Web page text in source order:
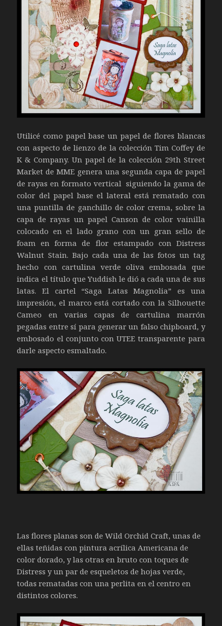
Utilicé como papel base un papel de flores blancas
con aspecto de lienzo de la colección Tim Coffey de
K & Company. Un papel de la colección 29th Street
Market de MME genera una segunda capa de papel
de rayas en formato vertical siguiendo la gama de
color del papel base el lateral está rematado con
una puntilla de ganchillo de color crema, sobre la
capa de rayas un papel Canson de color vainilla
colocado en el lado grano con un gran sello de
foam en forma de flor estampado con Distress
Walnut Stain. Bajo cada una de las fotos un tag
hecho con cartulina verde oliva embosada que
indica el título que Yuddish le dió a cada una de sus
latas. El cartel “Saga Latas Magnolia” es una
impresión, el marco está cortado con la Silhouette
Cameo en varias capas de cartulina marrón
pegadas entre sí para generar un falso chipboard, y
embosado el conjunto con UTEE transparente para
darle aspecto esmaltado.
Las flores planas son de Wild Orchid Craft, unas de
ellas teñidas con pintura acrílica Americana de
color dorado, y las otras en bruto con toques de
Distress y un par de esqueletos de hojas verde,
todas rematadas con una perlita en el centro en
distintos colores.